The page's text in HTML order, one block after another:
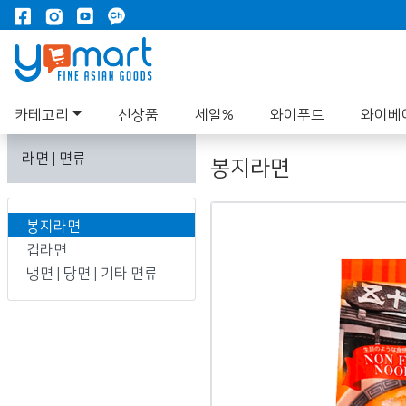
카테고리 신상품 세일% 와이푸드 와이베
라면 | 면류
봉지라면
컵라면
냉면 | 당면 | 기타 면류
봉지라면